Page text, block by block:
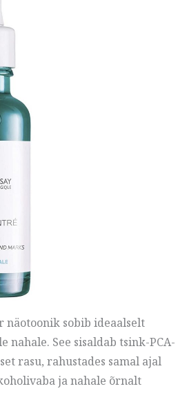
näotoonik sobib ideaalselt
nahale. See sisaldab tsink-PCA-
rasu, rahustades samal ajal
ja nahale õrnalt